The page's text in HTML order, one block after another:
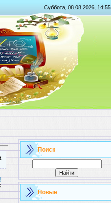
Суббота, 08.08.2026, 14:55
Поиск
Новые